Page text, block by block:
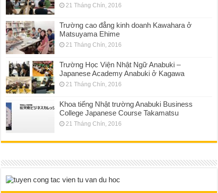
21 Tháng Chín, 2016
Trường cao đẳng kinh doanh Kawahara ở
Matsuyama Ehime
21 Tháng Chín, 2016
Trường Học Viện Nhật Ngữ Anabuki –
Japanese Academy Anabuki ở Kagawa
21 Tháng Chín, 2016
Khoa tiếng Nhật trường Anabuki Business
College Japanese Course Takamatsu
21 Tháng Chín, 2016